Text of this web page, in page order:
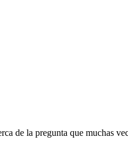
de la pregunta que muchas